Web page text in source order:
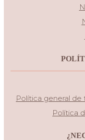
Política general
Política